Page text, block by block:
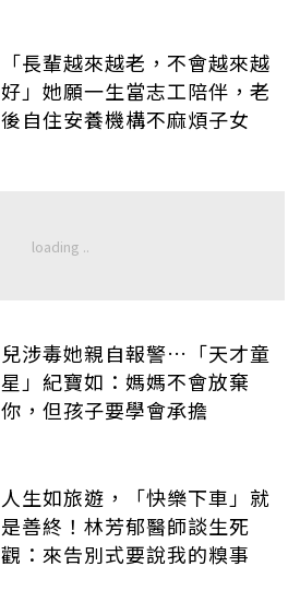
「長輩越來越老，不會越來越
好」她願一生當志工陪伴，老
後自住安養機構不麻煩子女
兒涉毒她親自報警…「天才童
星」紀寶如：媽媽不會放棄
你，但孩子要學會承擔
人生如旅遊，「快樂下車」就
是善終！林芳郁醫師談生死
觀：來告別式要說我的糗事